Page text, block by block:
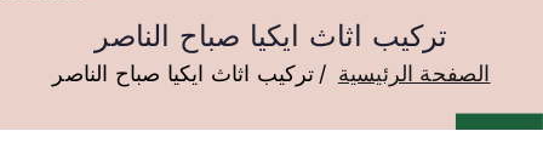
تركيب اثاث ايكيا صباح الناصر
الصفحة الرئيسية تركيب اثاث ايكيا صباح الناصر